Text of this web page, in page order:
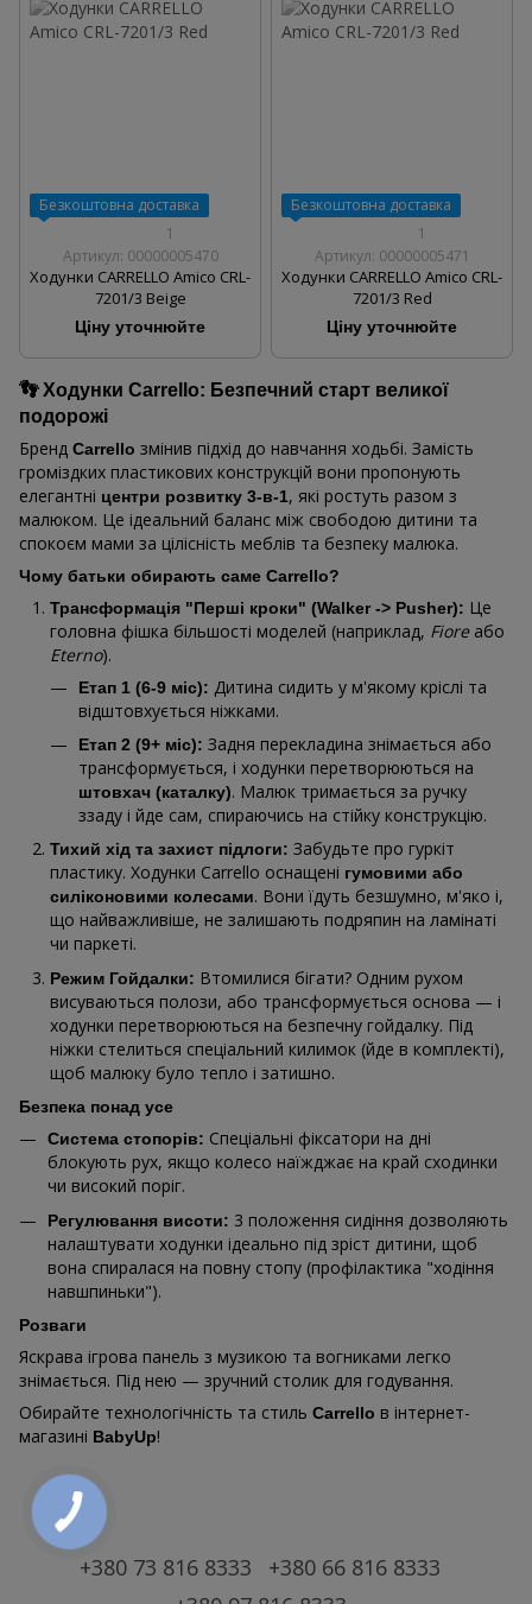
Безкоштовна доставка
1
Артикул: 00000005470
Ходунки CARRELLO Amico CRL-
7201/3 Beige
Ціну уточнюйте
Безкоштовна доставка
1
Артикул: 00000005471
Ходунки CARRELLO Amico CRL-
7201/3 Red
Ціну уточнюйте
👣 Ходунки Carrello: Безпечний старт великої
подорожі
Бренд Carrello змінив підхід до навчання ходьбі. Замість
громіздких пластикових конструкцій вони пропонують
елегантні центри розвитку 3-в-1, які ростуть разом з
малюком. Це ідеальний баланс між свободою дитини та
спокоєм мами за цілісність меблів та безпеку малюка.
Чому батьки обирають саме Carrello?
Трансформація "Перші кроки" (Walker -> Pusher): Це
головна фішка більшості моделей (наприклад, Fioreабо
Eterno).
Етап 1 (6-9 міс): Дитина сидить у м'якому кріслі та
відштовхується ніжками.
Етап 2 (9+ міс): Задня перекладина знімається або
трансформується, і ходунки перетворюються на
штовхач (каталку). Малюк тримається за ручку
ззаду і йде сам, спираючись на стійку конструкцію.
Тихий хід та захист підлоги: Забудьте про гуркіт
пластику. Ходунки Carrello оснащені гумовими або
силіконовими колесами. Вони їдуть безшумно, м'яко і,
що найважливіше, не залишають подряпин на ламінаті
чи паркеті.
Режим Гойдалки: Втомилися бігати? Одним рухом
висуваються полози, або трансформується основа — і
ходунки перетворюються на безпечну гойдалку. Під
ніжки стелиться спеціальний килимок (йде в комплекті),
щоб малюку було тепло і затишно.
Безпека понад усе
Система стопорів: Спеціальні фіксатори на дні
блокують рух, якщо колесо наїжджає на край сходинки
чи високий поріг.
Регулювання висоти: 3 положення сидіння дозволяють
налаштувати ходунки ідеально під зріст дитини, щоб
вона спиралася на повну стопу (профілактика "ходіння
навшпиньки").
Розваги
Яскрава ігрова панель з музикою та вогниками легко
знімається. Під нею — зручний столик для годування.
Обирайте технологічність та стиль Carrello в інтернет-
магазині BabyUp!
+380 73 816 8333
+380 66 816 8333